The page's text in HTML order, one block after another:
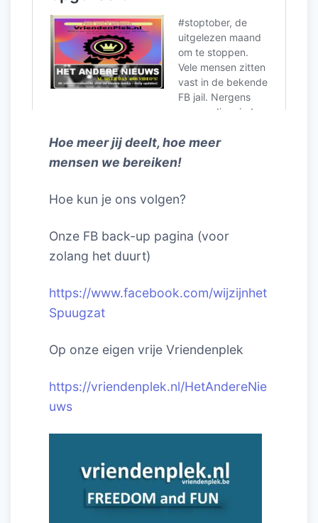
Hoe meer jij deelt, hoe meer
mensen we bereiken!
Hoe kun je ons volgen?
Onze FB back-up pagina (voor
zolang het duurt)
https://www.facebook.com/wijzijnhet
Spuugzat
Op onze eigen vrije Vriendenplek
https://vriendenplek.nl/HetAndereNie
uws